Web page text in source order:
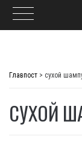
Главпост > сухой
СУХОЙ